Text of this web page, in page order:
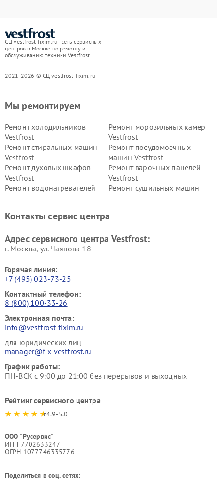
СЦ vestfrost-fixim.ru - сеть сервисных
центров в Москве по ремонту и
обслуживанию техники Vestfrost
2021-2026 © СЦ vestfrost-fixim.ru
Мы ремонтируем
Ремонт холодильников
Vestfrost
Ремонт морозильных камер
Vestfrost
Ремонт стиральных машин
Vestfrost
Ремонт посудомоечных
машин Vestfrost
Ремонт духовых шкафов
Vestfrost
Ремонт варочных панелей
Vestfrost
Ремонт водонагревателей
Ремонт сушильных машин
Vestfrost
Контакты сервис центра
Адрес сервисного центра Vestfrost:
г. Москва, ул. Чаянова 18
Горячая линия:
+7 (495) 023-73-25
Контактный телефон:
8 (800) 100-33-26
Электронная почта:
info@vestfrost-fixim.ru
для юридических лиц
manager@fix-vestfrost.ru
График работы:
ПН-ВСК с 9:00 до 21:00 без перерывов и выходных
Рейтинг сервисного центра
4.9-5.0
ООО "Русервис"
ИНН 7702633247
ОГРН 1077746335776
Поделиться в соц. сетях: